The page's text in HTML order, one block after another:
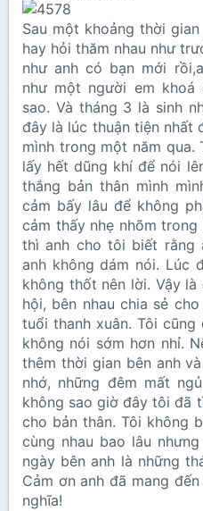
Sau một khoảng thời
hay hỏi thăm nhau như
như anh có bạn mới
như một người em khoá
sao. Và tháng 3 là sinh
đây là lúc thuận tiện nhất
mình trong một năm
lấy hết dũng khí để nói
thắng bản thân mình
cảm bấy lâu để không
cảm thấy nhẹ nhõm
thì anh cho tôi biết rằng
anh không dám nói.
không thốt nên lời. Vậy
hội, bên nhau chia sẻ
tuổi thanh xuân. Tôi
không nói sớm hơn nhỉ.
thêm thời gian bên anh
nhớ, những đêm mất
không sao giờ đây tôi đã
cho bản thân. Tôi không
cùng nhau bao lâu
ngày bên anh là những
Cảm ơn anh đã mang
nghĩa!